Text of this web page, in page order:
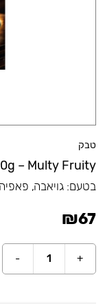
טבק
– Multy Fruity
בטעם:גויאבה,
₪67
+
1
-